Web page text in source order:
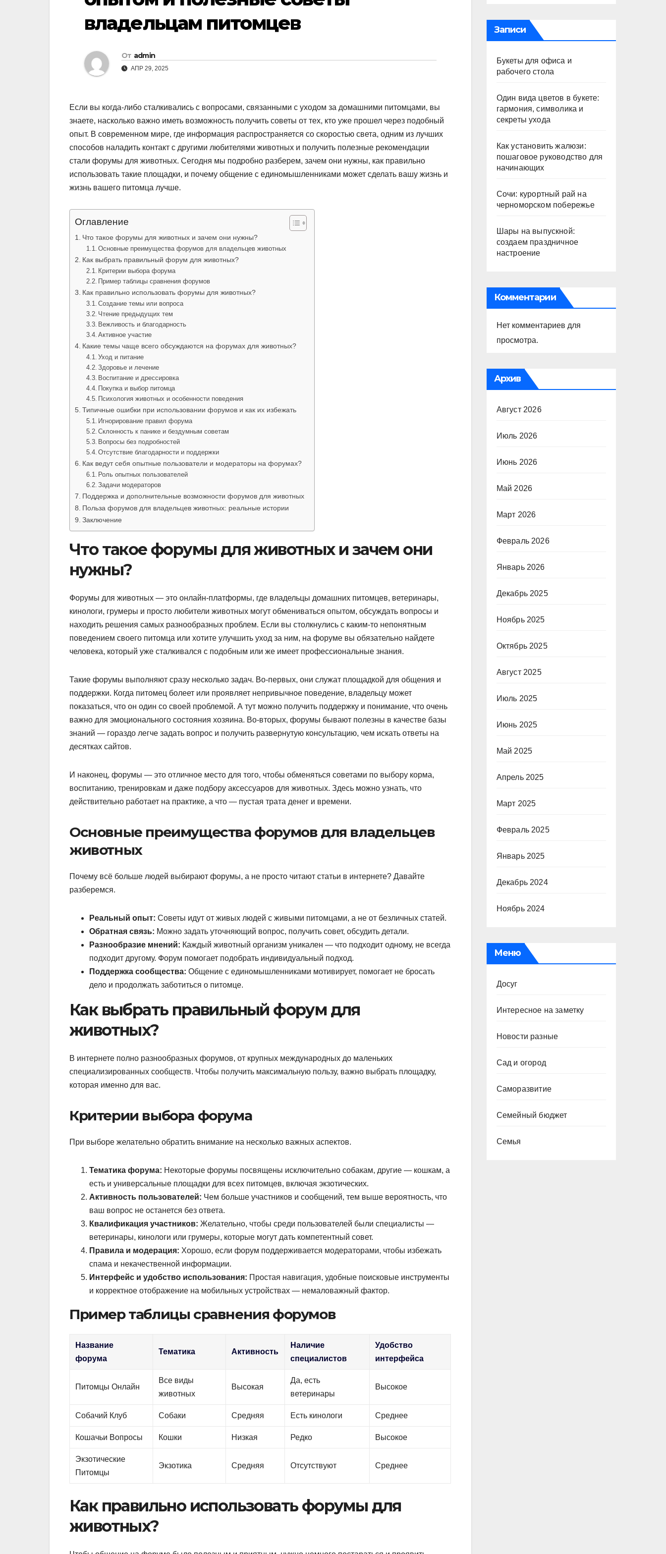
владельцам питомцев
От admin
АПР 29, 2025
Если вы когда-либо сталкивались с вопросами, связанными с уходом за домашними питомцами, вы
знаете, насколько важно иметь возможность получить советы от тех, кто уже прошел через подобный
опыт. В современном мире, где информация распространяется со скоростью света, одним из лучших
способов наладить контакт с другими любителями животных и получить полезные рекомендации
стали форумы для животных. Сегодня мы подробно разберем, зачем они нужны, как правильно
использовать такие площадки, и почему общение с единомышленниками может сделать вашу жизнь и
жизнь вашего питомца лучше.
Оглавление
Что такое форумы для животных и зачем они нужны?
Основные преимущества форумов для владельцев животных
Как выбрать правильный форум для животных?
Критерии выбора форума
Пример таблицы сравнения форумов
Как правильно использовать форумы для животных?
Создание темы или вопроса
Чтение предыдущих тем
Вежливость и благодарность
Активное участие
Какие темы чаще всего обсуждаются на форумах для животных?
Уход и питание
Здоровье и лечение
Воспитание и дрессировка
Покупка и выбор питомца
Психология животных и особенности поведения
Типичные ошибки при использовании форумов и как их избежать
Игнорирование правил форума
Склонность к панике и бездумным советам
Вопросы без подробностей
Отсутствие благодарности и поддержки
Как ведут себя опытные пользователи и модераторы на форумах?
Роль опытных пользователей
Задачи модераторов
Поддержка и дополнительные возможности форумов для животных
Польза форумов для владельцев животных: реальные истории
Заключение
Что такое форумы для животных и зачем они
нужны?
Форумы для животных — это онлайн-платформы, где владельцы домашних питомцев, ветеринары,
кинологи, грумеры и просто любители животных могут обмениваться опытом, обсуждать вопросы и
находить решения самых разнообразных проблем. Если вы столкнулись с каким-то непонятным
поведением своего питомца или хотите улучшить уход за ним, на форуме вы обязательно найдете
человека, который уже сталкивался с подобным или же имеет профессиональные знания.
Такие форумы выполняют сразу несколько задач. Во-первых, они служат площадкой для общения и
поддержки. Когда питомец болеет или проявляет непривычное поведение, владельцу может
показаться, что он один со своей проблемой. А тут можно получить поддержку и понимание, что очень
важно для эмоционального состояния хозяина. Во-вторых, форумы бывают полезны в качестве базы
знаний — гораздо легче задать вопрос и получить развернутую консультацию, чем искать ответы на
десятках сайтов.
И наконец, форумы — это отличное место для того, чтобы обменяться советами по выбору корма,
воспитанию, тренировкам и даже подбору аксессуаров для животных. Здесь можно узнать, что
действительно работает на практике, а что — пустая трата денег и времени.
Основные преимущества форумов для владельцев
животных
Почему всё больше людей выбирают форумы, а не просто читают статьи в интернете? Давайте
разберемся.
Реальный опыт: Советы идут от живых людей с живыми питомцами, а не от безличных статей.
Обратная связь: Можно задать уточняющий вопрос, получить совет, обсудить детали.
Разнообразие мнений: Каждый животный организм уникален — что подходит одному, не всегда
подходит другому. Форум помогает подобрать индивидуальный подход.
Поддержка сообщества: Общение с единомышленниками мотивирует, помогает не бросать
дело и продолжать заботиться о питомце.
Как выбрать правильный форум для
животных?
В интернете полно разнообразных форумов, от крупных международных до маленьких
специализированных сообществ. Чтобы получить максимальную пользу, важно выбрать площадку,
которая именно для вас.
Критерии выбора форума
При выборе желательно обратить внимание на несколько важных аспектов.
Тематика форума: Некоторые форумы посвящены исключительно собакам, другие — кошкам, а
есть и универсальные площадки для всех питомцев, включая экзотических.
Активность пользователей: Чем больше участников и сообщений, тем выше вероятность, что
ваш вопрос не останется без ответа.
Квалификация участников: Желательно, чтобы среди пользователей были специалисты —
ветеринары, кинологи или грумеры, которые могут дать компетентный совет.
Правила и модерация: Хорошо, если форум поддерживается модераторами, чтобы избежать
спама и некачественной информации.
Интерфейс и удобство использования: Простая навигация, удобные поисковые инструменты
и корректное отображение на мобильных устройствах — немаловажный фактор.
Пример таблицы сравнения форумов
Название
форума
Тематика Активность
Наличие
специалистов
Удобство
интерфейса
Питомцы Онлайн
Все виды
животных
Высокая
Да, есть
ветеринары
Высокое
Собачий Клуб Собаки Средняя Есть кинологи Среднее
Кошачьи Вопросы Кошки Низкая Редко Высокое
Экзотические
Питомцы
Экзотика Средняя Отсутствуют Среднее
Как правильно использовать форумы для
животных?
Записи
Букеты для офиса и
рабочего стола
Один вида цветов в букете:
гармония, символика и
секреты ухода
Как установить жалюзи:
пошаговое руководство для
начинающих
Сочи: курортный рай на
черноморском побережье
Шары на выпускной:
создаем праздничное
настроение
Комментарии
Нет комментариев для
просмотра.
Архив
Август 2026
Июль 2026
Июнь 2026
Май 2026
Март 2026
Февраль 2026
Январь 2026
Декабрь 2025
Ноябрь 2025
Октябрь 2025
Август 2025
Июль 2025
Июнь 2025
Май 2025
Апрель 2025
Март 2025
Февраль 2025
Январь 2025
Декабрь 2024
Ноябрь 2024
Меню
Досуг
Интересное на заметку
Новости разные
Сад и огород
Саморазвитие
Семейный бюджет
Семья